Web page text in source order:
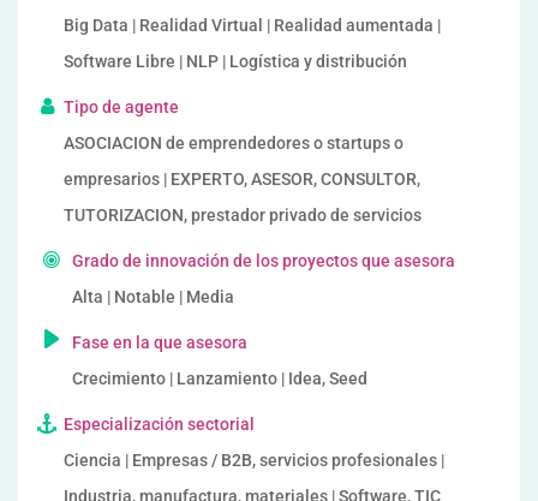
Big Data | Realidad Virtual | Realidad aumentada |
Software Libre | NLP | Logística y distribución
Tipo de agente
ASOCIACION de emprendedores o startups o
empresarios | EXPERTO, ASESOR, CONSULTOR,
TUTORIZACION, prestador privado de servicios
Grado de innovación de los proyectos que asesora
Alta | Notable | Media
Fase en la que asesora
Crecimiento | Lanzamiento | Idea, Seed
Especialización sectorial
Ciencia | Empresas / B2B, servicios profesionales |
Industria, manufactura, materiales | Software, TIC